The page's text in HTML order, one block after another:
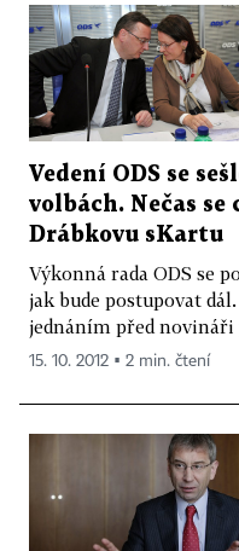
Vedení ODS se
volbách. Nečas se
Drábkovu sKartu
Výkonná rada ODS se
jak bude postupovat
jednáním před
15. 10. 2012 ▪ 2 min. čtení